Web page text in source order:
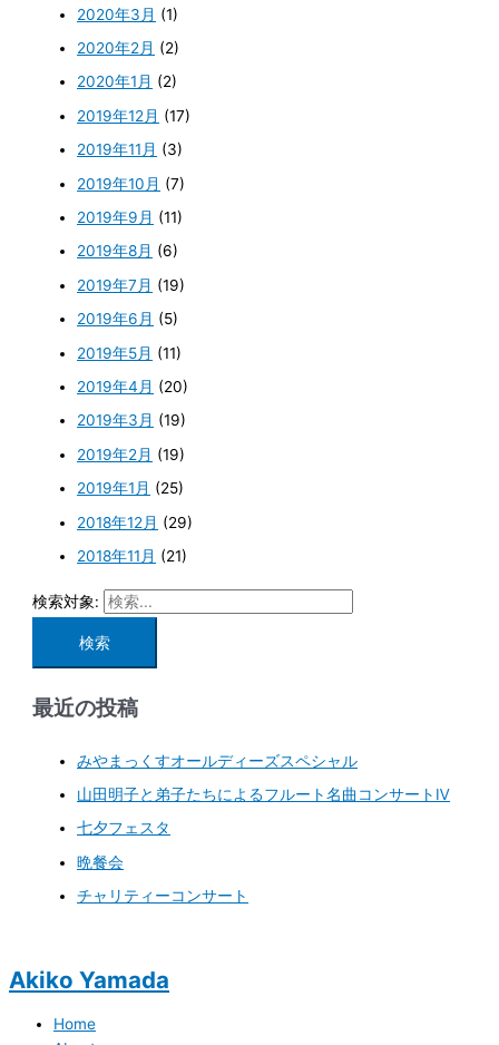
2020年3月 (1)
2020年2月 (2)
2020年1月 (2)
2019年12月 (17)
2019年11月 (3)
2019年10月 (7)
2019年9月 (11)
2019年8月 (6)
2019年7月 (19)
2019年6月 (5)
2019年5月 (11)
2019年4月 (20)
2019年3月 (19)
2019年2月 (19)
2019年1月 (25)
2018年12月 (29)
2018年11月 (21)
検索対象:
最近の投稿
みやまっくすオールディーズスペシャル
山田明子と弟子たちによるフルート名曲コンサートⅣ
七夕フェスタ
晩餐会
チャリティーコンサート
Akiko Yamada
Home